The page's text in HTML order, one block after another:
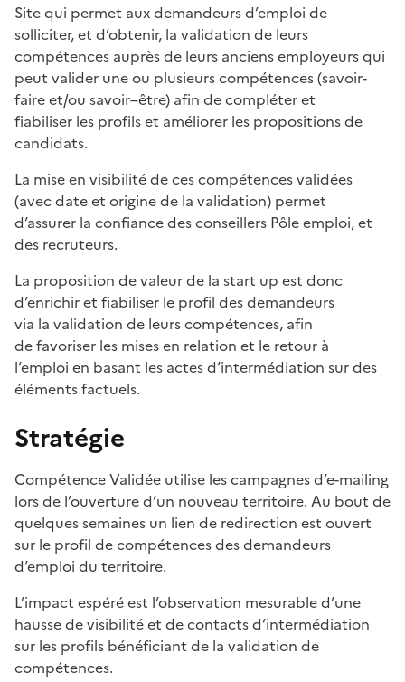
Site qui permet aux demandeurs d’emploi de
solliciter, et d’obtenir, la validation de leurs
compétences auprès de leurs anciens employeurs qui
peut valider une ou plusieurs compétences (savoir-
faire et/ou savoir–être) afin de compléter et
fiabiliser les profils et améliorer les propositions de
candidats.​
La mise en visibilité de ces compétences validées
(avec date et origine de la validation) permet
d’assurer la confiance des conseillers Pôle emploi, et
des recruteurs.
L a proposition de valeur de la start up est donc
d’enrichir et fiabiliser le profil des demandeurs
via la validation de leurs compétences, afin
de favoriser les mises en relation et le retour à
l’emploi en basant les actes d’intermédiation sur des
éléments factuels.​
Stratégie
Compétence Validée utilise les campagnes d’e-mailing
lors de l’ouverture d’un nouveau territoire. Au bout de
quelques semaines un lien de redirection est ouvert
sur le profil de compétences des demandeurs
d’emploi du territoire.
L’impact espéré est l’observation mesurable d’une
hausse de visibilité et de contacts d’intermédiation
sur les profils bénéficiant de la validation de
compétences.